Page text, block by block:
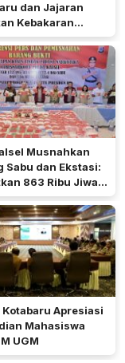
dan Jajaran
Kebakaran
Musnahkan
Sabu dan Ekstasi:
863 Ribu Jiwa
Biaya Rehab Rp.
Kotabaru Apresiasi
Mahasiswa
UGM